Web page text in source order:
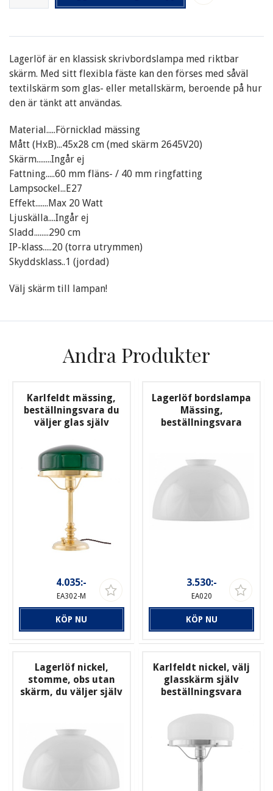
Lagerlöf är en klassisk skrivbordslampa med riktbar
skärm. Med sitt flexibla fäste kan den förses med såväl
textilskärm som glas- eller metallskärm, beroende på hur
den är tänkt att användas.
Material.....Förnicklad mässing
Mått (HxB)...45x28 cm (med skärm 2645V20)
Skärm........Ingår ej
Fattning.....60 mm fläns- / 40 mm ringfatting
Lampsockel...E27
Effekt.......Max 20 Watt
Ljuskälla....Ingår ej
Sladd........290 cm
IP-klass.....20 (torra utrymmen)
Skyddsklass..1 (jordad)
Välj skärm till lampan!
Andra Produkter
Karlfeldt mässing,
beställningsvara du
väljer glas själv
4.035:-
EA302-M
KÖP NU
Lagerlöf bordslampa
Mässing,
beställningsvara
3.530:-
EA020
KÖP NU
Lagerlöf nickel,
stomme, obs utan
skärm, du väljer själv
Karlfeldt nickel, välj
glasskärm själv
beställningsvara